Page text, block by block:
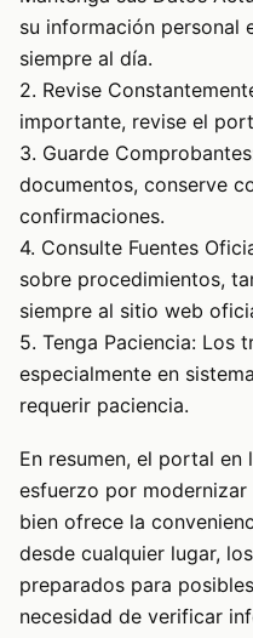
su información personal
siempre al día.
2. Revise
importante, revise el
3. Guarde
documentos, conserve
confirmaciones.
4. Consulte Fuentes
sobre procedimientos,
siempre al sitio web
5. Tenga Paciencia: Los
especialmente en
requerir paciencia.
En resumen, el portal en
esfuerzo por
bien ofrece la
desde cualquier lugar,
preparados para
necesidad de verificar